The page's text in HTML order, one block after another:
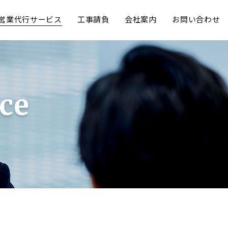
業代行サービス 工事請負 会社案内 お問い合わせ